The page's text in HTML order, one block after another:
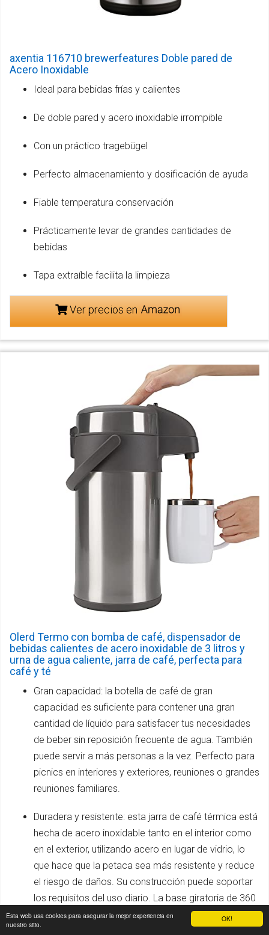
OK!
Esta web usa cookies para asegurar la mejor experiencia en
nuestro sitio.
axentia 116710 brewerfeatures Doble pared de
Acero Inoxidable
Ideal para bebidas frías y calientes
De doble pared y acero inoxidable irrompible
Con un práctico tragebügel
Perfecto almacenamiento y dosificación de ayuda
Fiable temperatura conservación
Prácticamente levar de grandes cantidades de
bebidas
Tapa extraíble facilita la limpieza
Ver precios en
Olerd Termo con bomba de café, dispensador de
bebidas calientes de acero inoxidable de 3 litros y
urna de agua caliente, jarra de café, perfecta para
café y té
Gran capacidad: la botella de café de gran
capacidad es suficiente para contener una gran
cantidad de líquido para satisfacer tus necesidades
de beber sin reposición frecuente de agua. También
puede servir a más personas a la vez. Perfecto para
picnics en interiores y exteriores, reuniones o grandes
reuniones familiares.
Duradera y resistente: esta jarra de café térmica está
hecha de acero inoxidable tanto en el interior como
en el exterior, utilizando acero en lugar de vidrio, lo
que hace que la petaca sea más resistente y reduce
el riesgo de daños. Su construcción puede soportar
los requisitos del uso diario. La base giratoria de 360
° te permite girar la superficie del matraz en cualquier
dirección sin rayar la mesa.